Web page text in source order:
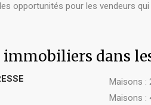
opportunités pour les vendeurs
dans
Maisons :
Maisons :